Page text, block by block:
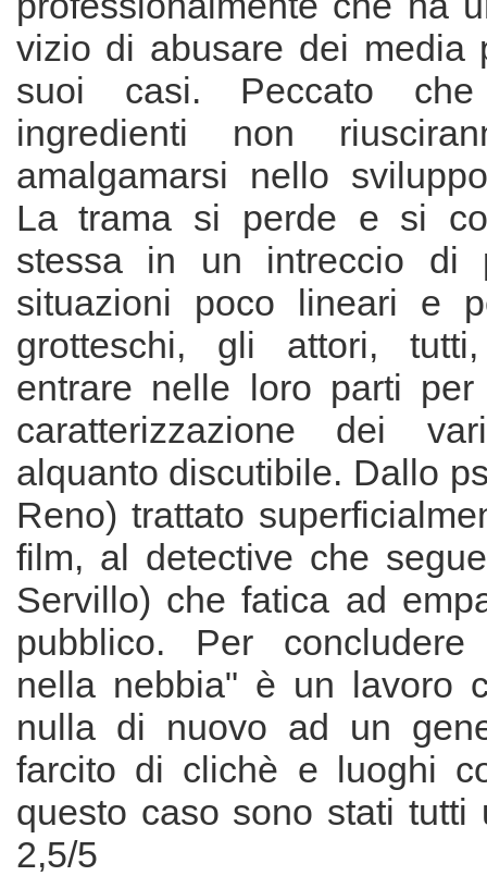
vizio di abusare dei media
suoi casi. Peccato
ingredienti non
amalgamarsi nello
La trama si perde e si
stessa in un intreccio di
situazioni poco lineari e
grotteschi, gli attori,
entrare nelle loro parti
caratterizzazione dei
alquanto discutibile. Dallo
Reno) trattato
film, al detective che
Servillo) che fatica ad
pubblico. Per
nella nebbia" è un lavoro
nulla di nuovo ad un
farcito di clichè e luoghi
questo caso sono stati tutti
2,5/5